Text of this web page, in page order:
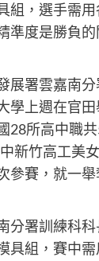
組，選手需
準度是勝負
展署雲嘉南
學上週在官
28所高中職
新竹高工美
參賽，就一舉
分署訓練科
具組，賽中